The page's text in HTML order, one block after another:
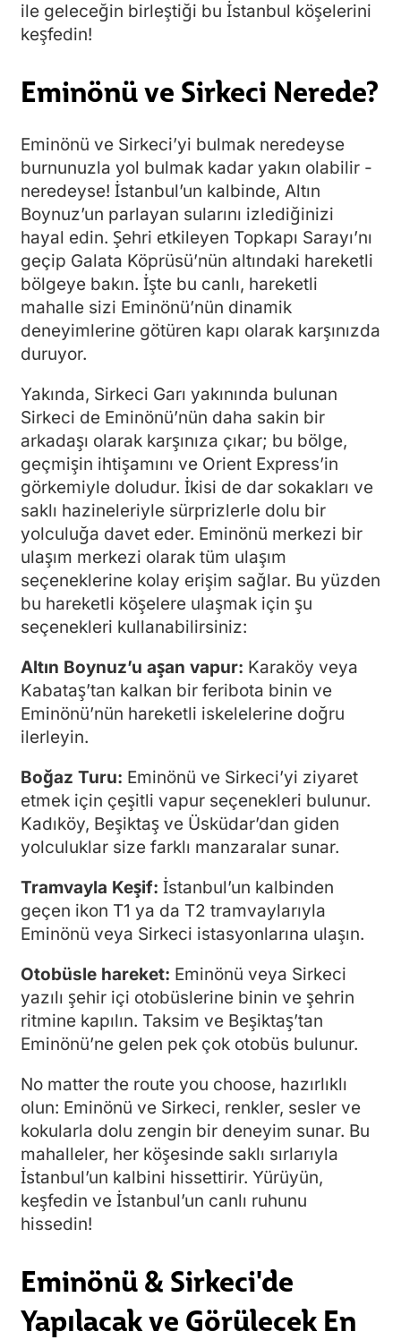
ile geleceğin birleştiği bu İstanbul köşelerini
keşfedin!
Eminönü ve Sirkeci Nerede?
Eminönü ve Sirkeci’yi bulmak neredeyse
burnunuzla yol bulmak kadar yakın olabilir -
neredeyse! İstanbul’un kalbinde, Altın
Boynuz’un parlayan sularını izlediğinizi
hayal edin. Şehri etkileyen Topkapı Sarayı’nı
geçip Galata Köprüsü’nün altındaki hareketli
bölgeye bakın. İşte bu canlı, hareketli
mahalle sizi Eminönü’nün dinamik
deneyimlerine götüren kapı olarak karşınızda
duruyor.
Yakında, Sirkeci Garı yakınında bulunan
Sirkeci de Eminönü’nün daha sakin bir
arkadaşı olarak karşınıza çıkar; bu bölge,
geçmişin ihtişamını ve Orient Express’in
görkemiyle doludur. İkisi de dar sokakları ve
saklı hazineleriyle sürprizlerle dolu bir
yolculuğa davet eder. Eminönü merkezi bir
ulaşım merkezi olarak tüm ulaşım
seçeneklerine kolay erişim sağlar. Bu yüzden
bu hareketli köşelere ulaşmak için şu
seçenekleri kullanabilirsiniz:
Altın Boynuz’u aşan vapur: Karaköy veya
Kabataş’tan kalkan bir feribota binin ve
Eminönü’nün hareketli iskelelerine doğru
ilerleyin.
Boğaz Turu: Eminönü ve Sirkeci’yi ziyaret
etmek için çeşitli vapur seçenekleri bulunur.
Kadıköy, Beşiktaş ve Üsküdar’dan giden
yolculuklar size farklı manzaralar sunar.
Tramvayla Keşif: İstanbul’un kalbinden
geçen ikon T1 ya da T2 tramvaylarıyla
Eminönü veya Sirkeci istasyonlarına ulaşın.
Otobüsle hareket: Eminönü veya Sirkeci
yazılı şehir içi otobüslerine binin ve şehrin
ritmine kapılın. Taksim ve Beşiktaş’tan
Eminönü’ne gelen pek çok otobüs bulunur.
No matter the route you choose, hazırlıklı
olun: Eminönü ve Sirkeci, renkler, sesler ve
kokularla dolu zengin bir deneyim sunar. Bu
mahalleler, her köşesinde saklı sırlarıyla
İstanbul’un kalbini hissettirir. Yürüyün,
keşfedin ve İstanbul’un canlı ruhunu
hissedin!
Eminönü & Sirkeci'de
Yapılacak ve Görülecek En